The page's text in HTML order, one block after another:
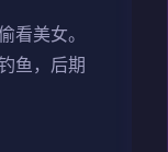
看美女。
鱼，后期